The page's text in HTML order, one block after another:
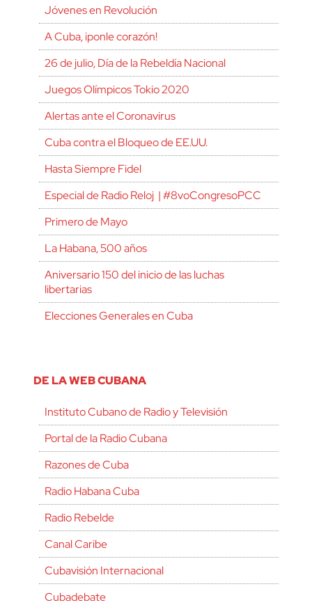
Jóvenes en Revolución
A Cuba, ¡ponle corazón!
26 de julio, Día de la Rebeldía Nacional
Juegos Olímpicos Tokio 2020
Alertas ante el Coronavirus
Cuba contra el Bloqueo de EE.UU.
Hasta Siempre Fidel
Especial de Radio Reloj | #8voCongresoPCC
Primero de Mayo
La Habana, 500 años
Aniversario 150 del inicio de las luchas
libertarias
Elecciones Generales en Cuba
DE LA WEB CUBANA
Instituto Cubano de Radio y Televisión
Portal de la Radio Cubana
Razones de Cuba
Radio Habana Cuba
Radio Rebelde
Canal Caribe
Cubavisión Internacional
Cubadebate